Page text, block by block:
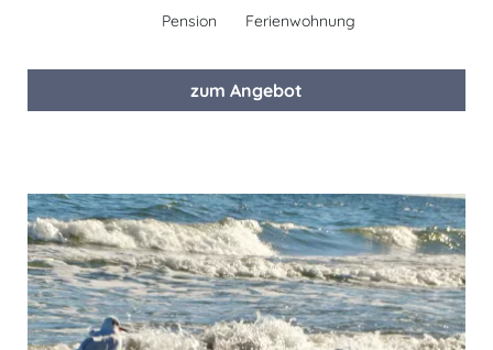
Pension
Ferienwohnung
zum Angebot